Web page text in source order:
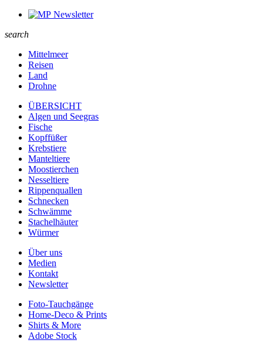
Newsletter
search
Mittelmeer
Reisen
Land
Drohne
ÜBERSICHT
Algen und Seegras
Fische
Kopffüßer
Krebstiere
Manteltiere
Moostierchen
Nesseltiere
Rippenquallen
Schnecken
Schwämme
Stachelhäuter
Würmer
Über uns
Medien
Kontakt
Newsletter
Foto-Tauchgänge
Home-Deco & Prints
Shirts & More
Adobe Stock